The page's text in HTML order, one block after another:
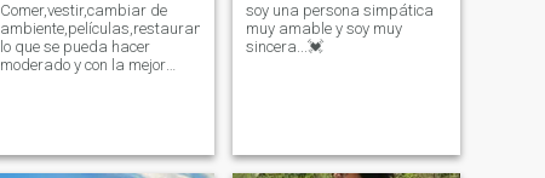
Comer,vestir,cambiar de
ambiente,películas,restaurantes,música,paseos.todo
lo que se pueda hacer
moderado y con la mejor
soy una persona simpática
muy amable y soy muy
sincera...💓